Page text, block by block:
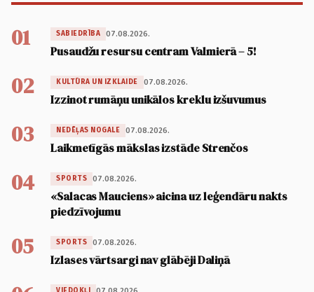
01 SABIEDRĪBA 07.08.2026.
Pusaudžu resursu centram Valmierā – 5!
02 KULTŪRA UN IZKLAIDE 07.08.2026.
Izzinot rumāņu unikālos kreklu izšuvumus
03 NEDĒĻAS NOGALE 07.08.2026.
Laikmetīgās mākslas izstāde Strenčos
04 SPORTS 07.08.2026.
«Salacas Mauciens» aicina uz leģendāru nakts
piedzīvojumu
05 SPORTS 07.08.2026.
Izlases vārtsargi nav glābēji Daliņā